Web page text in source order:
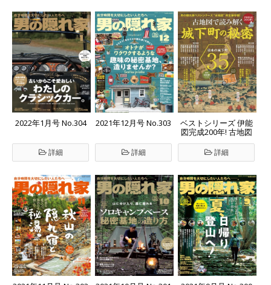
2022年1月号 No.304
詳細
2021年12月号 No.303
詳細
ベストシリーズ 伊能
図完成200年! 古地図
で読み解く城下町の
秘密
詳細